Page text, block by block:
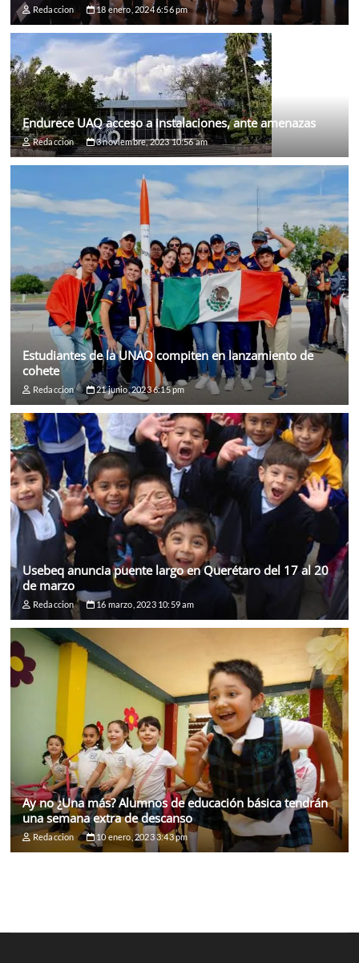
Redaccion 18 enero, 2024 6:56 pm
Endurece UAQ acceso a instalaciones, ante amenazas
Redaccion 3 noviembre, 2023 10:56 am
Estudiantes de la UNAQ compiten en lanzamiento de
cohete
Redaccion 21 junio, 2023 6:15 pm
Usebeq anuncia puente largo en Querétaro del 17 al 20
de marzo
Redaccion 16 marzo, 2023 10:59 am
Ay no ¿Una más? Alumnos de educación básica tendrán
una semana extra de descanso
Redaccion 10 enero, 2023 3:43 pm